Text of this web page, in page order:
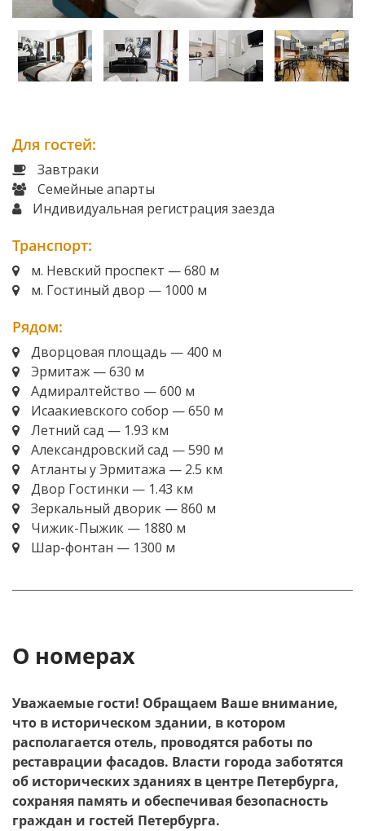
Для гостей:
Завтраки
Семейные апарты
Индивидуальная регистрация заезда
Транспорт:
м. Невский проспект — 680 м
м. Гостиный двор — 1000 м
Рядом:
Дворцовая площадь — 400 м
Эрмитаж — 630 м
Адмиралтейство — 600 м
Исаакиевского собор — 650 м
Летний сад — 1.93 км
Александровский сад — 590 м
Атланты у Эрмитажа — 2.5 км
Двор Гостинки — 1.43 км
Зеркальный дворик — 860 м
Чижик-Пыжик — 1880 м
Шар-фонтан — 1300 м
О номерах
Уважаемые гости! Обращаем Ваше внимание,
что в историческом здании, в котором
располагается отель, проводятся работы по
реставрации фасадов. Власти города заботятся
об исторических зданиях в центре Петербурга,
сохраняя память и обеспечивая безопасность
граждан и гостей Петербурга.